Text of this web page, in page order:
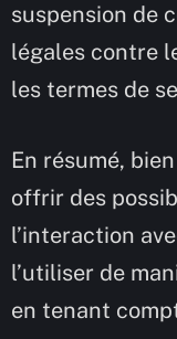
suspension de
légales contre
les termes de
En résumé,
offrir des
l’interaction
l’utiliser de
en tenant